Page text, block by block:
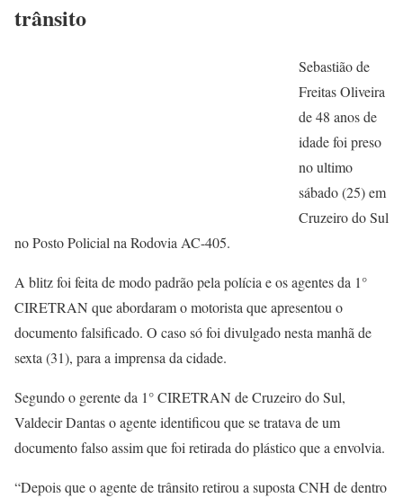
trânsito
Sebastião de
Freitas Oliveira
de 48 anos de
idade foi preso
no ultimo
sábado (25) em
Cruzeiro do Sul
no Posto Policial na Rodovia AC-405.
A blitz foi feita de modo padrão pela polícia e os agentes da 1°
CIRETRAN que abordaram o motorista que apresentou o
documento falsificado. O caso só foi divulgado nesta manhã de
sexta (31), para a imprensa da cidade.
Segundo o gerente da 1° CIRETRAN de Cruzeiro do Sul,
Valdecir Dantas o agente identificou que se tratava de um
documento falso assim que foi retirada do plástico que a envolvia.
“Depois que o agente de trânsito retirou a suposta CNH de dentro